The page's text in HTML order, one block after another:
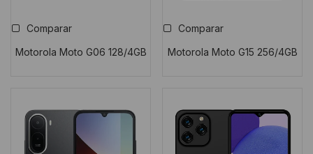
Comparar
Motorola Moto G06 128/4GB
Comparar
Motorola Moto G15 256/4GB